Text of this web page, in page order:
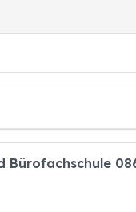
Bürofachschule